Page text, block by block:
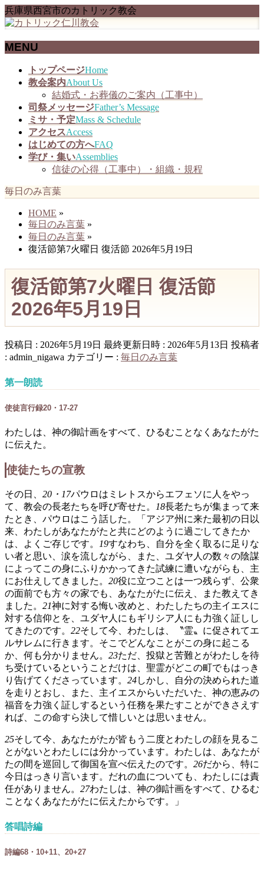
兵庫県西宮市のカトリック教会
MENU
トップページHome
教会案内About Us
結婚式・お葬儀のご案内（工事中）
司祭メッセージFather’s Message
ミサ・予定Mass & Schedule
アクセスAccess
はじめての方へFAQ
学び・集いAssemblies
信徒の心得（工事中）・組織・規程
毎日のみ言葉
HOME »
毎日のみ言葉 »
毎日のみ言葉 »
復活節第7火曜日 復活節 2026年5月19日
復活節第7火曜日 復活節
2026年5月19日
投稿日 : 2026年5月19日 最終更新日時 : 2026年5月13日 投稿者
: admin_nigawa カテゴリー : 毎日のみ言葉
第一朗読
使徒言行録20・17-27
わたしは、神の御計画をすべて、ひるむことなくあなたがた
に伝えた。
使徒たちの宣教
その日、 20・17パウロはミレトスからエフェソに人をやっ
て、教会の長老たちを呼び寄せた。
18長老たちが集まって来
たとき、パウロはこう話した。「アジア州に来た最初の日以
来、わたしがあなたがたと共にどのように過ごしてきたか
は、よくご存じです。
19すなわち、自分を全く取るに足りな
い者と思い、涙を流しながら、また、ユダヤ人の数々の陰謀
によってこの身にふりかかってきた試練に遭いながらも、主
にお仕えしてきました。 20役に立つことは一つ残らず、公衆
の面前でも方々の家でも、あなたがたに伝え、また教えてき
ました。 21神に対する悔い改めと、わたしたちの主イエスに
対する信仰とを、ユダヤ人にもギリシア人にも力強く証しし
てきたのです。 22そして今、わたしは、〝霊〟に促されてエ
ルサレムに行きます。そこでどんなことがこの身に起こる
か、何も分かりません。 23ただ、投獄と苦難とがわたしを待
ち受けているということだけは、聖霊がどこの町でもはっき
り告げてくださっています。 24しかし、自分の決められた道
を走りとおし、また、主イエスからいただいた、神の恵みの
福音を力強く証しするという任務を果たすことができさえす
れば、この命すら決して惜しいとは思いません。
25そして今、あなたがたが皆もう二度とわたしの顔を見るこ
とがないとわたしには分かっています。わたしは、あなたが
たの間を巡回して御国を宣べ伝えたのです。 26だから、特に
今日はっきり言います。だれの血についても、わたしには責
任がありません。 27わたしは、神の御計画をすべて、ひるむ
ことなくあなたがたに伝えたからです。」
答唱詩編
詩編68・10+11、20+27